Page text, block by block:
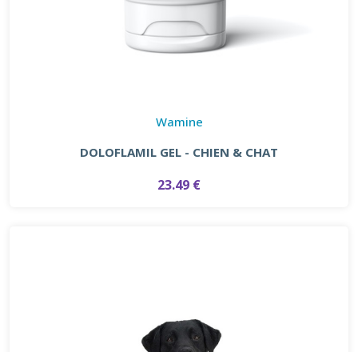
Wamine
DOLOFLAMIL GEL - CHIEN & CHAT
23.49 €